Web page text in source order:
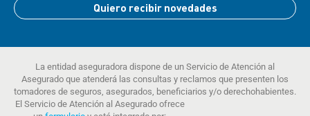
Quiero recibir novedades
La entidad aseguradora dispone de un Servicio de Atención al
Asegurado que atenderá las consultas y reclamos que presenten los
tomadores de seguros, asegurados, beneficiarios y/o derechohabientes.
El Servicio de Atención al Asegurado ofrece